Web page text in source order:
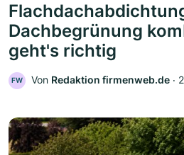
Dachbegrünung
geht's richtig
FW Von Redaktion firmenweb.de ‧